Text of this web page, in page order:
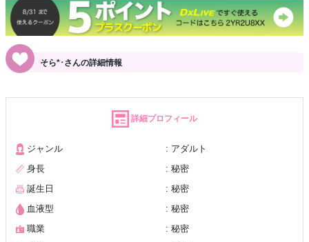
そら*･さんの詳細情報
詳細プロフィール
ジャンル
: アダルト
身長
: 秘密
誕生日
: 秘密
血液型
: 秘密
職業
: 秘密